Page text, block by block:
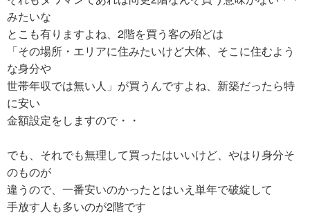
みたいな
とこも有りますよね、2階を買う客の殆どは
「その場所・エリアに住みたいけど大体、そこに住むよう
な身分や
世帯年収では無い人」が買うんですよね、新築だったら特
に安い
金額設定をしますので・・
でも、それでも無理して買ったはいいけど、やはり身分そ
のものが
違うので、一番安いのかったとはいえ単年で破綻して
手放す人も多いのが2階です